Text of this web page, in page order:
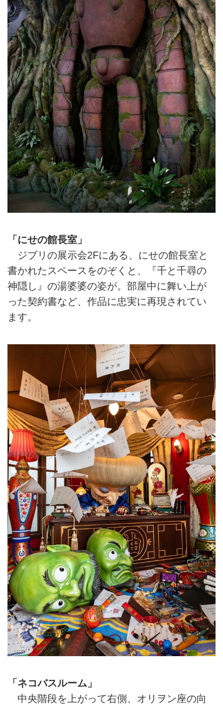
「にせの館長室」
ジブリの展示会2Fにある、にせの館長室と
書かれたスペースをのぞくと、『千と千尋の
神隠し』の湯婆婆の姿が。部屋中に舞い上が
った契約書など、作品に忠実に再現されてい
ます。
「ネコバスルーム」
中央階段を上がって右側、オリヲン座の向